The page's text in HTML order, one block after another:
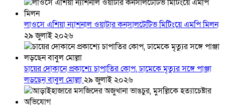
লাওসে এশিয়া ন্যাশনাল ওয়াটার কনসালটেটিভ মিটিংয়ে এমপি মিলন
২৯ জুলাই ২০২৬
চায়ের দোকানে প্রকাশ্যে চাপাতির কোপ, ঢামেকে মৃত্যুর সঙ্গে পাঞ্জা
লড়ছেন বাবুল মোল্লা২৯ জুলাই ২০২৬